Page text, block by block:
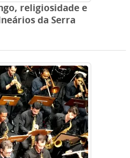
religiosidade e
da Serra